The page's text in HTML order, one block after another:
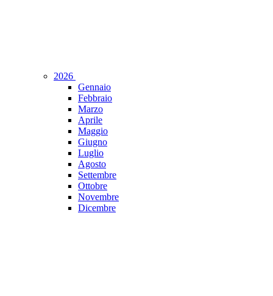
2026
Gennaio
Febbraio
Marzo
Aprile
Maggio
Giugno
Luglio
Agosto
Settembre
Ottobre
Novembre
Dicembre